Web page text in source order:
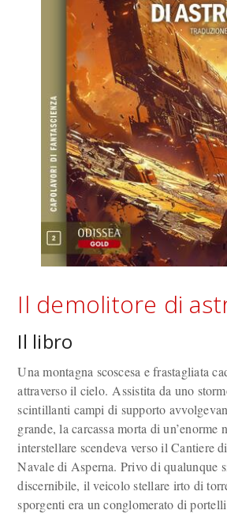
Il demolitore di
Il libro
Una montagna scoscesa e frastagliata
attraverso il cielo. Assistita da uno
scintillanti campi di supporto
grande, la carcassa morta di un’enorme
interstellare scendeva verso il Cantiere
Navale di Asperna. Privo di qualunque
discernibile, il veicolo stellare irto di
sporgenti era un conglomerato di